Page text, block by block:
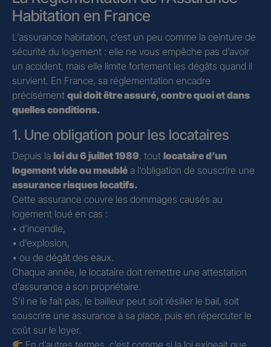
Habitation en France
L’assurance habitation, c’est un peu comme la ceinture de
sécurité du logement : elle ne vous empêche pas d’avoir
un accident, mais elle limite fortement les dégâts quand il
survient. En France, sa réglementation encadre
précisément qui doit être assuré, contre quoi et dans
quelles conditions.
1. Une obligation pour les locataires
Depuis la loi du 6 juillet 1989, tout locataire d’un
logement vide ou meublé a l’obligation de souscrire une
assurance risques locatifs.
Cette assurance couvre les dommages causés au
logement loué en cas :
• d’incendie,
• d’explosion,
• ou de dégât des eaux.
Chaque année, le locataire doit remettre une attestation
d’assurance à son propriétaire.
S’il ne le fait pas, le bailleur peut soit résilier le bail, soit
souscrire une assurance à sa place, puis en répercuter le
coût sur le loyer.
En d’autres termes, c’est comme si la loi exigeait que